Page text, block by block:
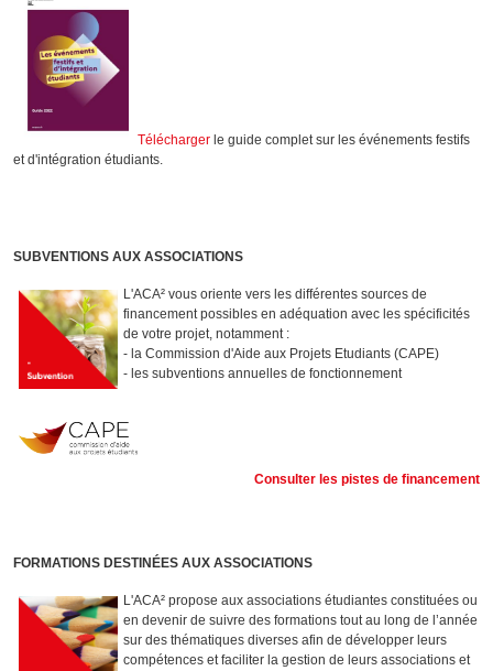
Télécharger le guide complet sur les événements festifs
et d'intégration étudiants.
SUBVENTIONS AUX ASSOCIATIONS
L'ACA² vous oriente vers les différentes sources de
financement possibles en adéquation avec les spécificités
de votre projet, notamment :
- la Commission d'Aide aux Projets Etudiants (CAPE)
- les subventions annuelles de fonctionnement
Consulter les pistes de financement
FORMATIONS DESTINÉES AUX ASSOCIATIONS
L'ACA² propose aux associations étudiantes constituées ou
en devenir de suivre des formations tout au long de l’année
sur des thématiques diverses afin de développer leurs
compétences et faciliter la gestion de leurs associations et